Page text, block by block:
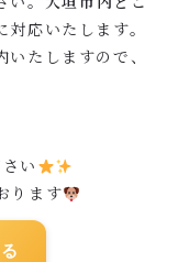
応いたします。
たしますので、
い
ります